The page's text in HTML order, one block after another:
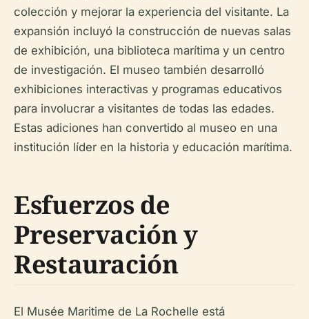
colección y mejorar la experiencia del visitante. La
expansión incluyó la construcción de nuevas salas
de exhibición, una biblioteca marítima y un centro
de investigación. El museo también desarrolló
exhibiciones interactivas y programas educativos
para involucrar a visitantes de todas las edades.
Estas adiciones han convertido al museo en una
institución líder en la historia y educación marítima.
Esfuerzos de
Preservación y
Restauración
El Musée Maritime de La Rochelle está